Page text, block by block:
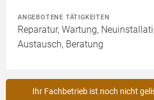
ANGEBOTENE TÄTIGKEITEN
Reparatur, Wartung,
Austausch, Beratung
Ihr Fachbetrieb ist noch nicht